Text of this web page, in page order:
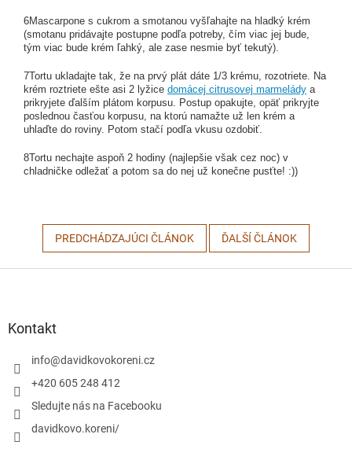
6Mascarpone s cukrom a smotanou vyšľahajte na hladký krém
(smotanu pridávajte postupne podľa potreby, čím viac jej bude,
tým viac bude krém ľahký, ale zase nesmie byť tekutý).
7Tortu ukladajte tak, že na prvý plát dáte 1/3 krému, rozotriete. Na
krém roztriete ešte asi 2 lyžice domácej citrusovej marmelády a
prikryjete ďalším plátom korpusu. Postup opakujte, opäť prikryjte
poslednou časťou korpusu, na ktorú namažte už len krém a
uhlaďte do roviny. Potom stačí podľa vkusu ozdobiť.
8Tortu nechajte aspoň 2 hodiny (najlepšie však cez noc) v
chladničke odležať a potom sa do nej už konečne pusťte! :))
PREDCHÁDZAJÚCI ČLÁNOK ĎALŠÍ ČLÁNOK
Kontakt
info@davidkovokoreni.cz
+420 605 248 412
Sledujte nás na Facebooku
davidkovo.koreni/